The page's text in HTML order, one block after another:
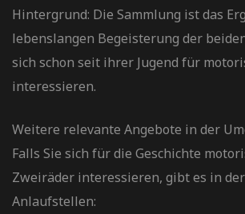
Hintergrund: Die Sammlung ist das
lebenslangen Begeisterung der
sich schon seit ihrer Jugend für
interessieren.
Weitere relevante Angebote in der
Falls Sie sich für die Geschichte
Zweiräder interessieren, gibt es in
Anlaufstellen: